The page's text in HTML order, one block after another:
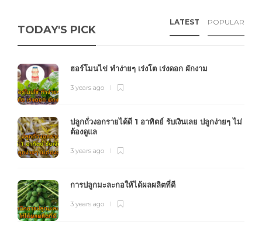
TODAY'S PICK
LATEST POPULAR
ฮอร์โมนไข่ ทำง่ายๆ เร่งโต เร่งดอก ผักงาม
3 years ago
ปลูกถั่วงอกรายได้ดี 1 อาทิตย์ รับเงินเลย ปลูกง่ายๆ ไม่
ต้องดูแล
3 years ago
การปลูกมะละกอให้ได้ผลผลิตที่ดี
3 years ago